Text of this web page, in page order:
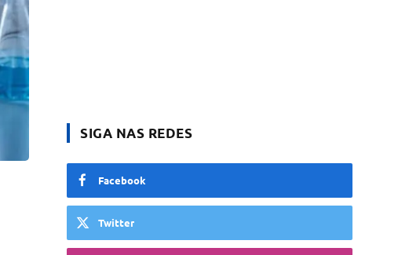
SIGA NAS REDES
Facebook
Twitter